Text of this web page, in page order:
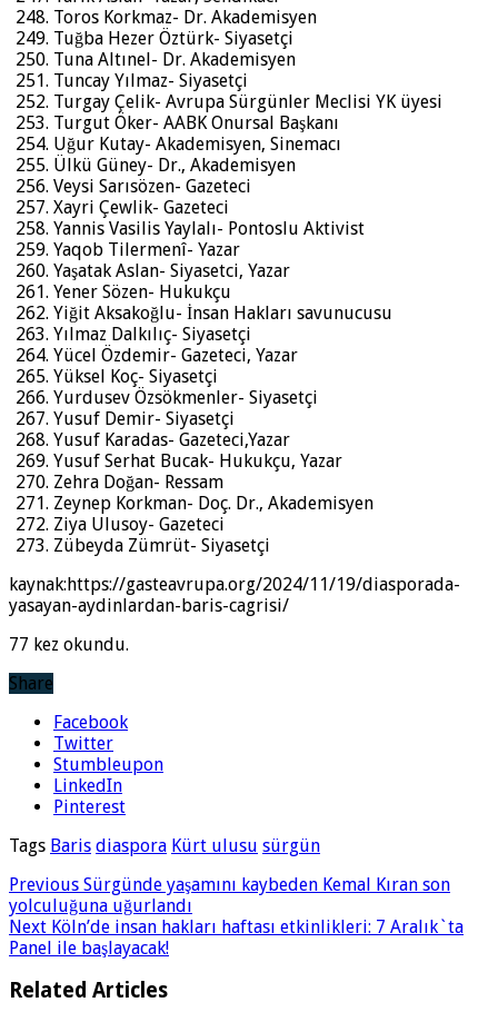
Toros Korkmaz- Dr. Akademisyen
Tuğba Hezer Öztürk- Siyasetçi
Tuna Altınel- Dr. Akademisyen
Tuncay Yılmaz- Siyasetçi
Turgay Çelik- Avrupa Sürgünler Meclisi YK üyesi
Turgut Öker- AABK Onursal Başkanı
Uğur Kutay- Akademisyen, Sinemacı
Ülkü Güney- Dr., Akademisyen
Veysi Sarısözen- Gazeteci
Xayri Çewlik- Gazeteci
Yannis Vasilis Yaylalı- Pontoslu Aktivist
Yaqob Tilermenî- Yazar
Yaşatak Aslan- Siyasetci, Yazar
Yener Sözen- Hukukçu
Yiğit Aksakoğlu- İnsan Hakları savunucusu
Yılmaz Dalkılıç- Siyasetçi
Yücel Özdemir- Gazeteci, Yazar
Yüksel Koç- Siyasetçi
Yurdusev Özsökmenler- Siyasetçi
Yusuf Demir- Siyasetçi
Yusuf Karadas- Gazeteci,Yazar
Yusuf Serhat Bucak- Hukukçu, Yazar
Zehra Doğan- Ressam
Zeynep Korkman- Doç. Dr., Akademisyen
Ziya Ulusoy- Gazeteci
Zübeyda Zümrüt- Siyasetçi
kaynak:https://gasteavrupa.org/2024/11/19/diasporada-
yasayan-aydinlardan-baris-cagrisi/
77 kez okundu.
Share
Facebook
Twitter
Stumbleupon
LinkedIn
Pinterest
Tags Baris diaspora Kürt ulusu sürgün
Previous Sürgünde yaşamını kaybeden Kemal Kıran son
yolculuğuna uğurlandı
Next Köln’de insan hakları haftası etkinlikleri: 7 Aralık`ta
Panel ile başlayacak!
Related Articles